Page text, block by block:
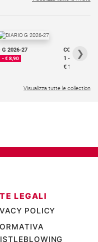
G 2026-27
- € 8,90
COLLANA
1 - 2
€ 18,50
❯
Visualizza tutte le collection
LEGALI
POLICY